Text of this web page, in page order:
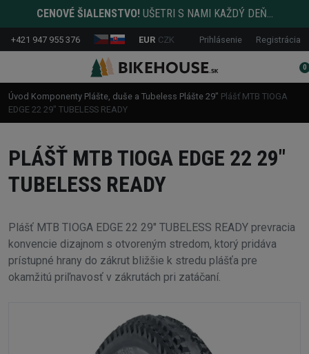
CENOVÉ ŠIALENSTVO! UŠETRI S NAMI KAŽDÝ DEŇ...
+421 947 955 376 EUR CZK Prihlásenie Registrácia
0
Úvod Komponenty Plášte, duše a Tubeless Plášte 29" Plášť MTB TIOGA
EDGE 22 29" TUBELESS READY
PLÁŠŤ MTB TIOGA EDGE 22 29"
TUBELESS READY
Plášť MTB TIOGA EDGE 22 29" TUBELESS READY prevracia
konvencie dizajnom s otvoreným stredom, ktorý pridáva
prístupné hrany do zákrut bližšie k stredu plášťa pre
okamžitú priľnavosť v zákrutách pri zatáčaní.